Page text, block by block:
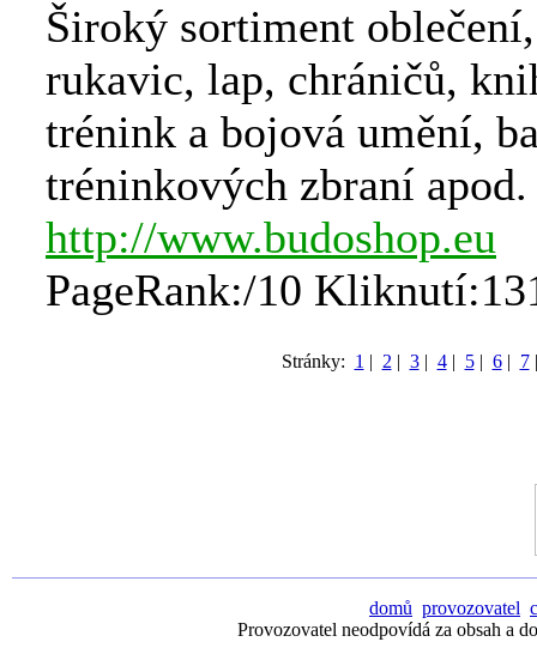
Široký sortiment
rukavic, lap, chráničů,
trénink a bojová umění,
tréninkových zbraní apod.
http://www.budoshop.eu
PageRank:/10
Stránky: 1 | 2 | 3| 4| 5| 6| 7
domů provozovatel
Provozovatel neodpovídá za obsah a